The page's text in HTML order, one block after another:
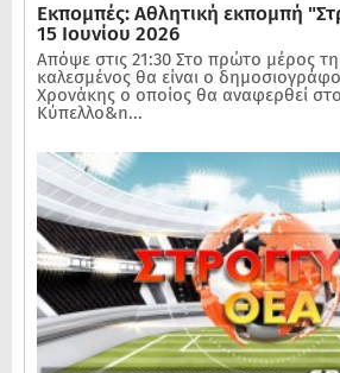
Εκπομπές: Αθλητική εκπομπή
15 Ιουνίου 2026
Απόψε στις 21:30 Στο πρώτο μέρος
καλεσμένος θα είναι ο
Χρονάκης ο οποίος θα αναφερθεί
Κύπελλο&n...